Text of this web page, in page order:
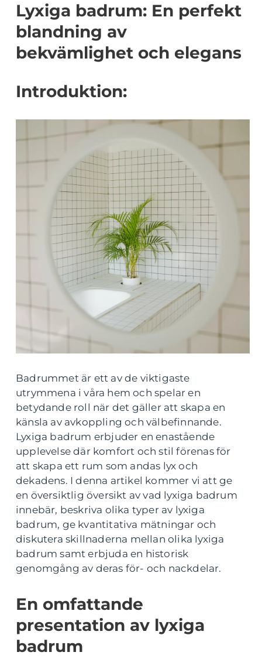
Lyxiga badrum: En perfekt
blandning av
bekvämlighet och elegans
Introduktion:
Badrummet är ett av de viktigaste
utrymmena i våra hem och spelar en
betydande roll när det gäller att skapa en
känsla av avkoppling och välbefinnande.
Lyxiga badrum erbjuder en enastående
upplevelse där komfort och stil förenas för
att skapa ett rum som andas lyx och
dekadens. I denna artikel kommer vi att ge
en översiktlig översikt av vad lyxiga badrum
innebär, beskriva olika typer av lyxiga
badrum, ge kvantitativa mätningar och
diskutera skillnaderna mellan olika lyxiga
badrum samt erbjuda en historisk
genomgång av deras för- och nackdelar.
En omfattande
presentation av lyxiga
badrum